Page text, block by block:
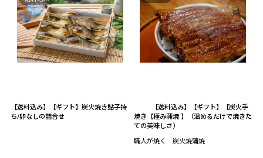
【送料込み】【ギフト】炭火焼き鮎子持
ち/卵なしの詰合せ
【送料込み】【ギフト】【炭火手
焼き【極み蒲焼 】（温めるだけで焼きた
ての美味しさ）
職人が焼く 炭火焼蒲焼